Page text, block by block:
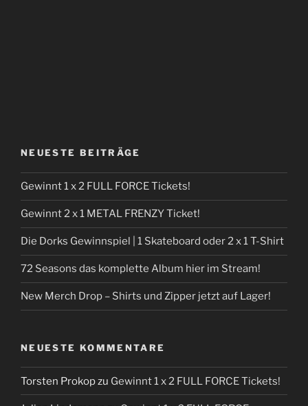
NEUESTE BEITRÄGE
Gewinnt 1 x 2 FULL FORCE Tickets!
Gewinnt 2 x 1 METAL FRENZY Ticket!
Die Dorks Gewinnspiel | 1 Skateboard oder 2 x 1 T-Shirt
72 Seasons das komplette Album hier im Stream!
New Merch Drop – Shirts und Zipper jetzt auf Lager!
NEUESTE KOMMENTARE
Torsten Prokopzu Gewinnt 1 x 2 FULL FORCE Tickets!